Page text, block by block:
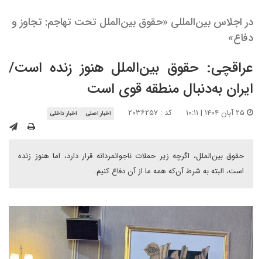
در اجلاس بین‌المللی «حقوق بین‌الملل تحت تهاجم: تجاوز و
دفاع»
عراقچی: حقوق بین‌الملل هنوز زنده است/
ایران به‌دنبال منطقه قوی است
کد : ۲۰۳۶۲۵۷ اخبار اصلی اخبار داخلی
حقوق بین‌الملل، اگرچه زیر حملات ناجوانمردانه قرار دارد، اما هنوز زنده
است، البته به شرط آن‌که همه ما از آن دفاع کنیم.